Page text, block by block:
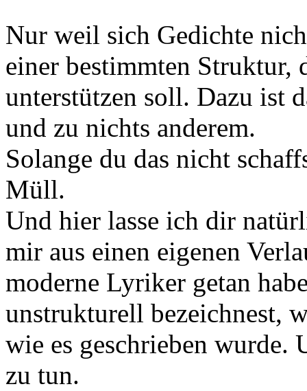
Nur weil sich Gedichte
einer bestimmten Struktur,
unterstützen soll. Dazu ist
und zu nichts anderem.
Solange du das nicht
Müll.
Und hier lasse ich dir
mir aus einen eigenen
moderne Lyriker getan
unstrukturell bezeichnest,
wie es geschrieben wurde.
zu tun.